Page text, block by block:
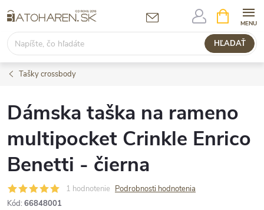
na
obsah
HĽADAŤ
KOŠÍK
Tašky crossbody
Dámska taška na rameno
multipocket Crinkle Enrico
Benetti - čierna
1 hodnotenie Podrobnosti hodnotenia
Kód: 66848001